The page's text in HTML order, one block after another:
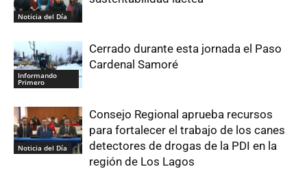
Noticia del Día
Informando
Primero
Cerrado durante esta jornada el Paso
Cardenal Samoré
Noticia del Día
Consejo Regional aprueba recursos
para fortalecer el trabajo de los canes
detectores de drogas de la PDI en la
región de Los Lagos